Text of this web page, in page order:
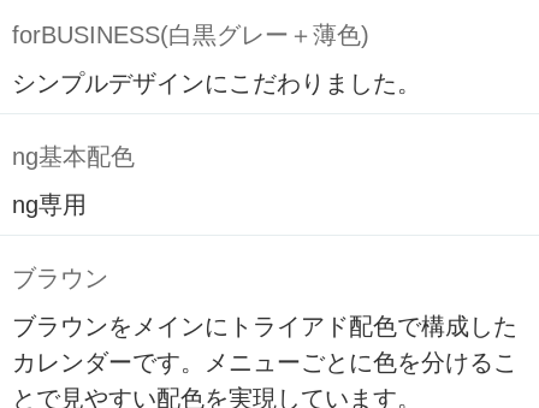
forBUSINESS(白黒グレー＋薄色)
シンプルデザインにこだわりました。
ng基本配色
ng専用
ブラウン
ブラウンをメインにトライアド配色で構成した
カレンダーです。メニューごとに色を分けるこ
とで見やすい配色を実現しています。